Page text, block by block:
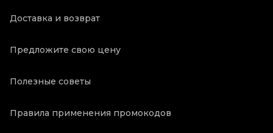
Доставка и возврат
Предложите свою цену
Полезные советы
Правила применения промокодов